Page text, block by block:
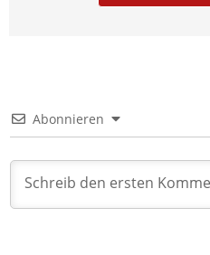
Abonnieren